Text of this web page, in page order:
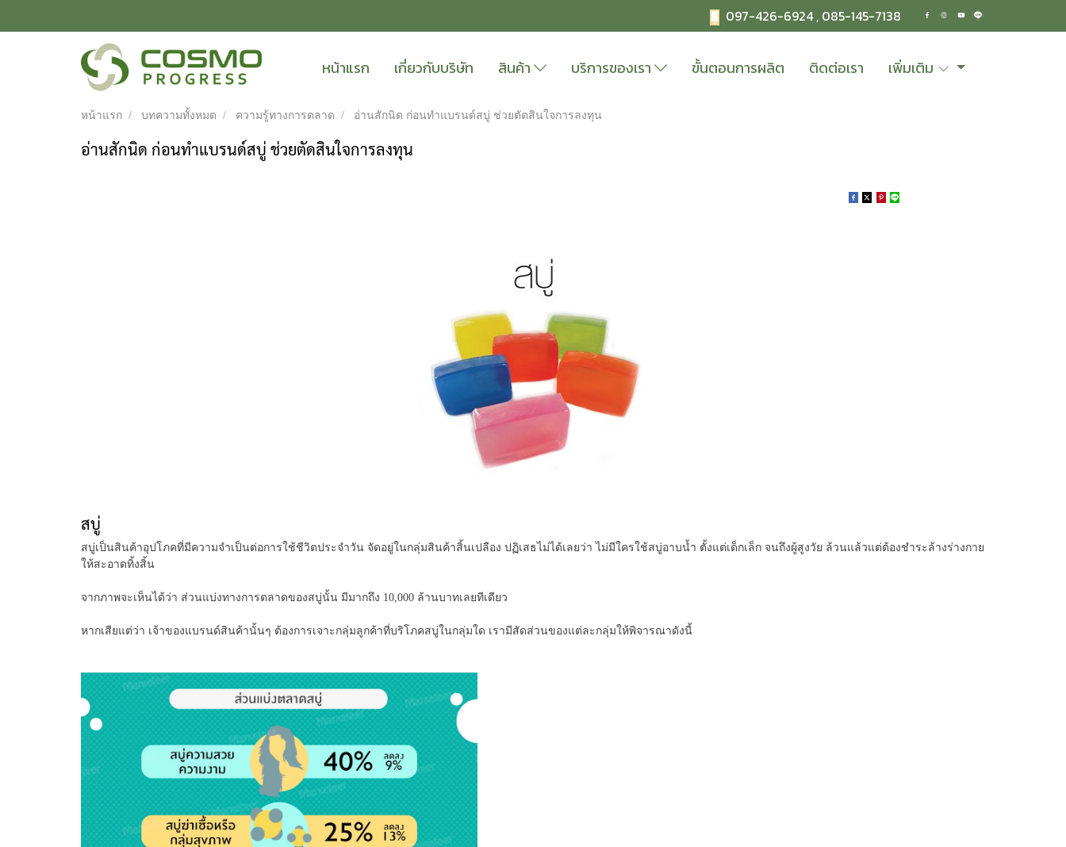
097-426-6924 , 085-145-7138
หน้าแรก เกี่ยวกับบริษัท สินค้า บริการของเรา ขั้นตอนการผลิต ติดต่อเรา เพิ่มเติม
หน้าแรก บทความทั้งหมด ความรู้ทางการตลาด อ่านสักนิด ก่อนทำแบรนด์สบู่ ช่วยตัดสินใจการลงทุน
อ่านสักนิด ก่อนทำแบรนด์สบู่ ช่วยตัดสินใจการลงทุน
สบู่
สบู่เป็นสินค้าอุปโภคที่มีความจำเป็นต่อการใช้ชีวิตประจำวัน จัดอยู่ในกลุ่มสินค้าสิ้นเปลือง ปฏิเสธไม่ได้เลยว่า ไม่มีใครใช้สบู่อาบน้ำ ตั้งแต่เด็กเล็ก จนถึงผู้สูงวัย ล้วนแล้วแต่ต้องชำระล้างร่างกาย
ให้สะอาดทิ้งสิ้น
จากภาพจะเห็นได้ว่า ส่วนแบ่งทางการตลาดของสบู่นั้น มีมากถึง 10,000 ล้านบาทเลยทีเดียว
หากเสียแต่ว่า เจ้าของแบรนด์สินค้านั้นๆ ต้องการเจาะกลุ่มลูกค้าที่บริโภคสบู่ในกลุ่มใด เรามีสัดส่วนของแต่ละกลุ่มให้พิจารณาดังนี้